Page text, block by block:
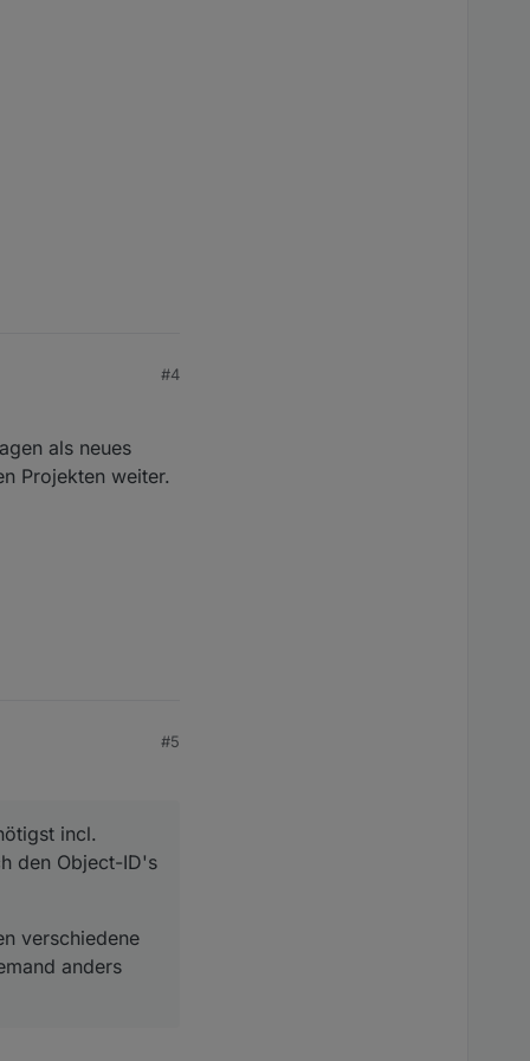
#4
als neues
Projekten weiter.
#5
incl.
den Object-ID's
verschiedene
anders